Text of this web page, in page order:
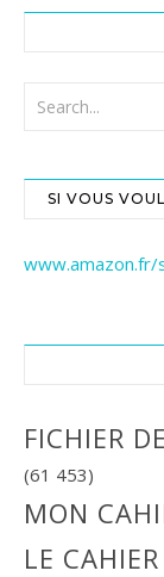
SI VOUS
FICHIER
(61 453)
MON
LE